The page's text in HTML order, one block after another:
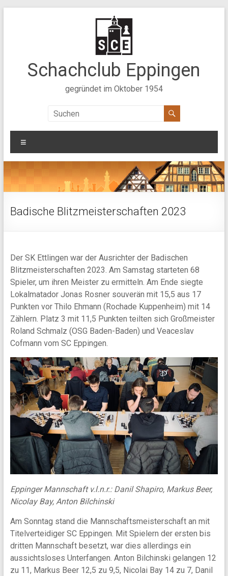
Schachclub Eppingen
gegründet im Oktober 1954
Badische Blitzmeisterschaften 2023
Der SK Ettlingen war der Ausrichter der Badischen
Blitzmeisterschaften 2023. Am Samstag starteten 68
Spieler, um ihren Meister zu ermitteln. Am Ende siegte
Lokalmatador Jonas Rosner souverän mit 15,5 aus 17
Punkten vor Thilo Ehmann (Rochade Kuppenheim) mit 14
Zählern. Platz 3 mit 11,5 Punkten teilten sich Großmeister
Roland Schmalz (OSG Baden-Baden) und Veaceslav
Cofmann vom SC Eppingen.
Eppinger Mannschaft v.l.n.r.: Danil Shapiro, Markus Beer,
Nicolay Bay, Anton Bilchinski
Am Sonntag stand die Mannschaftsmeisterschaft an mit
Titelverteidiger SC Eppingen. Mit Spielern der ersten bis
dritten Mannschaft besetzt, war dies allerdings ein
aussichtsloses Unterfangen. Anton Bilchinski gelangen 12
zu 11, Markus Beer 12,5 zu 9,5, Nicolai Bay 14 zu 7, Danil